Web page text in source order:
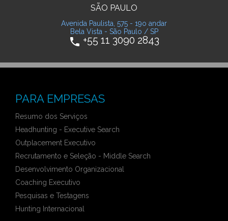
SÃO PAULO
Avenida Paulista, 575 - 19o andar
Bela Vista - São Paulo / SP
phone +55 11 3090 2843
PARA EMPRESAS
Resumo dos Serviços
Headhunting - Executive Search
Outplacement Executivo
Recrutamento e Seleção - Middle Search
Desenvolvimento Organizacional
Coaching Executivo
Pesquisas e Testagens
Hunting Internacional